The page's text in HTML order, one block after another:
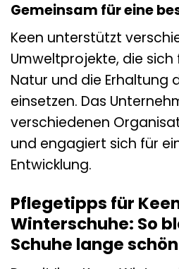
Gemeinsam für eine
Keen unterstützt
Umweltprojekte, die
Natur und die Erhaltung
einsetzen. Das
verschiedenen
und engagiert sich für
Entwicklung.
Pflegetipps für
Winterschuhe: So
Schuhe lange schön